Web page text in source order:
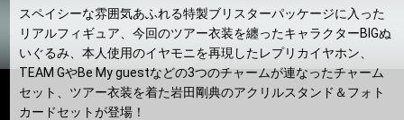
スペイシーな雰囲気あふれる特製ブリスターパッケージに入った
リアルフィギュア、今回のツアー衣装を纏ったキャラクターBIGぬ
いぐるみ、本人使用のイヤモニを再現したレプリカイヤホン、
TEAM GやBe My guestなどの3つのチャームが連なったチャーム
セット、ツアー衣装を着た岩田剛典のアクリルスタンド＆フォト
カードセットが登場！